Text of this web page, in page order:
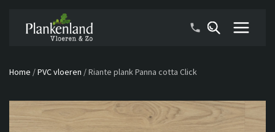
Home /PVC vloeren /Riante plank Panna cotta Click